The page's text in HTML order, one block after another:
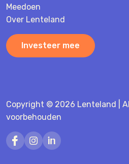
Meedoen
Over Lenteland
Investeer mee
Copyright © 2026 Lenteland |
voorbehouden